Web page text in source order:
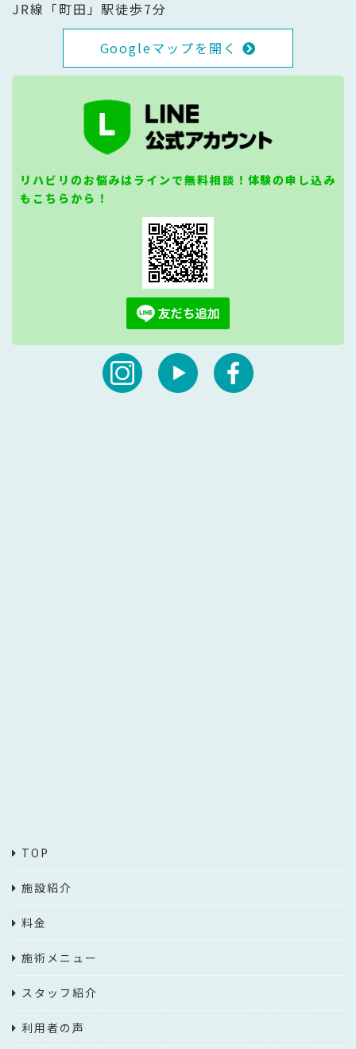
JR線「町田」駅徒歩7分
Googleマップを開く
リハビリのお悩みはラインで無料相談！体験の申し込み
もこちらから！
TOP
施設紹介
料金
施術メニュー
スタッフ紹介
利用者の声